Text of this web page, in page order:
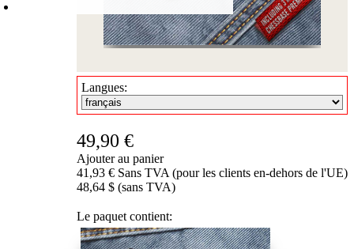
Login
PANIER D'ACHATS
0ARTICLE
✔
Langues:
49,90 €
Ajouter au panier
41,93 € Sans TVA (pour les clients en-dehors de l'UE)
48,64 $ (sans TVA)
Le paquet contient: